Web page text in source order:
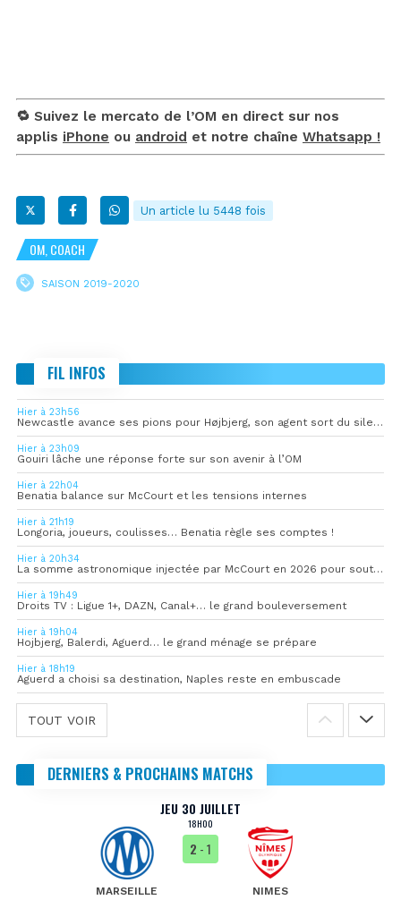
🔁 Suivez le mercato de l’OM en direct sur nos
applis iPhone ou android et notre chaîne Whatsapp !
Un article lu 5448 fois
OM, COACH
SAISON 2019-2020
FIL INFOS
Hier à 23h56
Newcastle avance ses pions pour Højbjerg, son agent sort du silence
Hier à 23h09
Gouiri lâche une réponse forte sur son avenir à l’OM
Hier à 22h04
Benatia balance sur McCourt et les tensions internes
Hier à 21h19
Longoria, joueurs, coulisses… Benatia règle ses comptes !
Hier à 20h34
La somme astronomique injectée par McCourt en 2026 pour soutenir l’OM
Hier à 19h49
Droits TV : Ligue 1+, DAZN, Canal+… le grand bouleversement
Hier à 19h04
Hojbjerg, Balerdi, Aguerd… le grand ménage se prépare
Hier à 18h19
Aguerd a choisi sa destination, Naples reste en embuscade
TOUT VOIR
DERNIERS & PROCHAINS MATCHS
JEU 30 JUILLET
18H00
MARSEILLE
2 - 1
NIMES